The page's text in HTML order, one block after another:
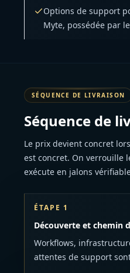
Options de support
Myte, possédée par
SÉQUENCE DE LIVRAISON
Séquence de
Le prix devient concret
est concret. On verrouille
exécute en jalons
ÉTAPE 1
Découverte et chemin
Workflows,
attentes de support